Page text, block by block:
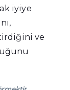
iyiye
ve